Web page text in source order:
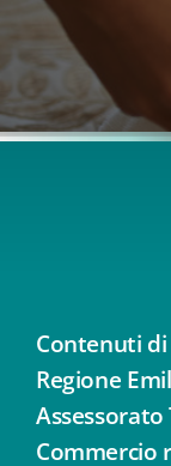
Contenuti
Regione
Commercio